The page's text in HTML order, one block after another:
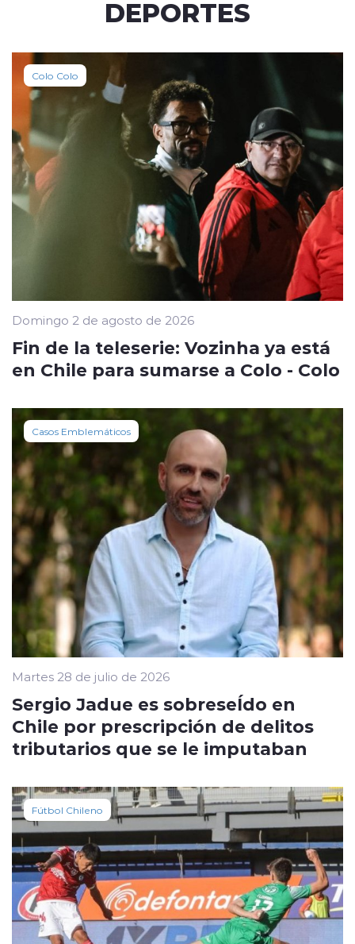
DEPORTES
Colo Colo
Domingo 2 de agosto de 2026
Fin de la teleserie: Vozinha ya está
en Chile para sumarse a Colo - Colo
Casos Emblemáticos
Martes 28 de julio de 2026
Sergio Jadue es sobreseÍdo en
Chile por prescripción de delitos
tributarios que se le imputaban
Fútbol Chileno